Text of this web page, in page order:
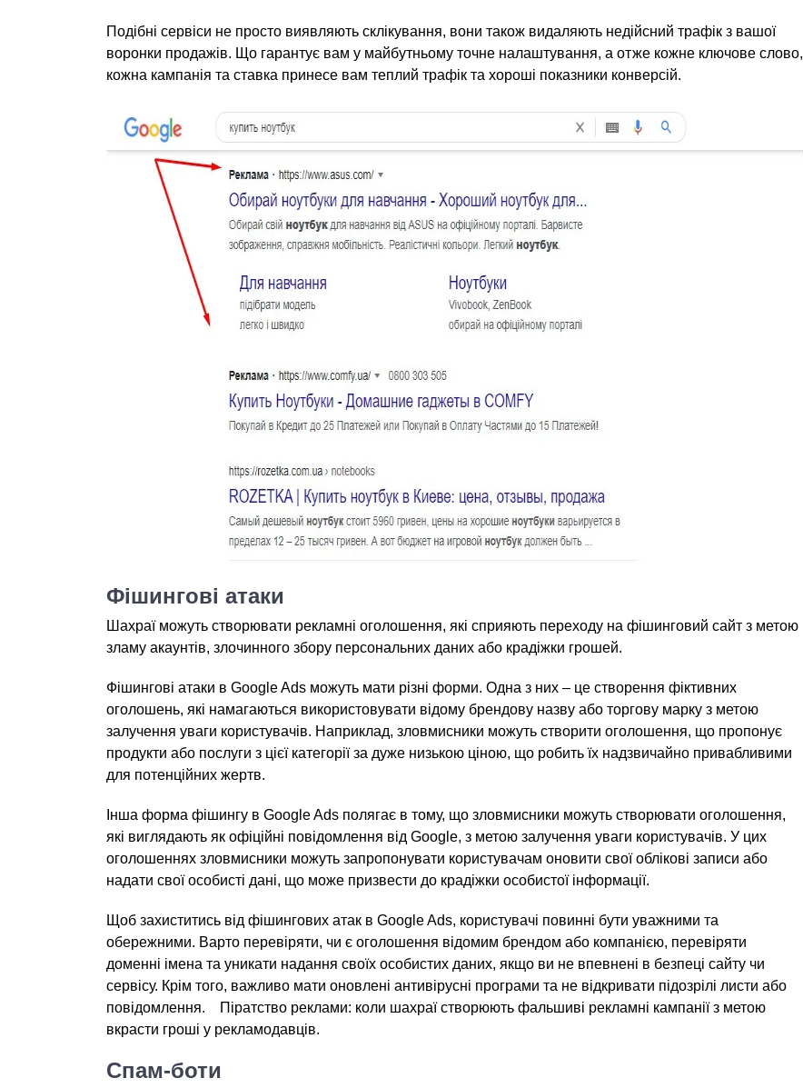
Подібні сервіси не просто виявляють склікування, вони також видаляють недійсний трафік з вашої
воронки продажів. Що гарантує вам у майбутньому точне налаштування, а отже кожне ключове слово,
кожна кампанія та ставка принесе вам теплий трафік та хороші показники конверсій.
Фішингові атаки
Шахраї можуть створювати рекламні оголошення, які сприяють переходу на фішинговий сайт з метою
зламу акаунтів, злочинного збору персональних даних або крадіжки грошей.
Фішингові атаки в Google Ads можуть мати різні форми. Одна з них – це створення фіктивних
оголошень, які намагаються використовувати відому брендову назву або торгову марку з метою
залучення уваги користувачів. Наприклад, зловмисники можуть створити оголошення, що пропонує
продукти або послуги з цієї категорії за дуже низькою ціною, що робить їх надзвичайно привабливими
для потенційних жертв.
Інша форма фішингу в Google Ads полягає в тому, що зловмисники можуть створювати оголошення,
які виглядають як офіційні повідомлення від Google, з метою залучення уваги користувачів. У цих
оголошеннях зловмисники можуть запропонувати користувачам оновити свої облікові записи або
надати свої особисті дані, що може призвести до крадіжки особистої інформації.
Щоб захиститись від фішингових атак в Google Ads, користувачі повинні бути уважними та
обережними. Варто перевіряти, чи є оголошення відомим брендом або компанією, перевіряти
доменні імена та уникати надання своїх особистих даних, якщо ви не впевнені в безпеці сайту чи
сервісу. Крім того, важливо мати оновлені антивірусні програми та не відкривати підозрілі листи або
повідомлення. Піратство реклами: коли шахраї створюють фальшиві рекламні кампанії з метою
вкрасти гроші у рекламодавців.
Спам-боти